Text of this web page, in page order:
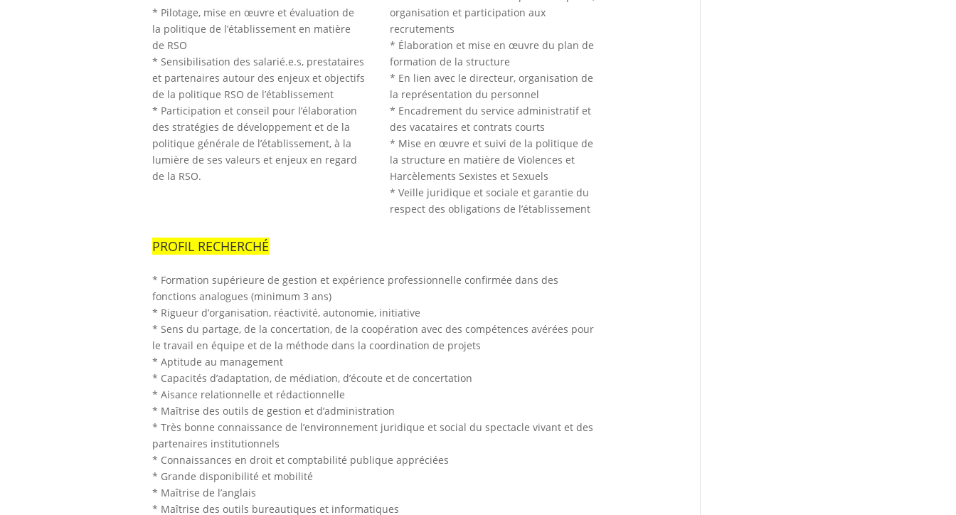
* Pilotage, mise en œuvre et évaluation de
la politique de l’établissement en matière
de RSO
* Sensibilisation des salarié.e.s, prestataires
et partenaires autour des enjeux et objectifs
de la politique RSO de l’établissement
* Participation et conseil pour l’élaboration
des stratégies de développement et de la
politique générale de l’établissement, à la
lumière de ses valeurs et enjeux en regard
de la RSO.
organisation et participation aux
recrutements
* Élaboration et mise en œuvre du plan de
formation de la structure
* En lien avec le directeur, organisation de
la représentation du personnel
* Encadrement du service administratif et
des vacataires et contrats courts
* Mise en œuvre et suivi de la politique de
la structure en matière de Violences et
Harcèlements Sexistes et Sexuels
* Veille juridique et sociale et garantie du
respect des obligations de l’établissement
PROFIL RECHERCHÉ
* Formation supérieure de gestion et expérience professionnelle confirmée dans des
fonctions analogues (minimum 3 ans)
* Rigueur d’organisation, réactivité, autonomie, initiative
* Sens du partage, de la concertation, de la coopération avec des compétences avérées pour
le travail en équipe et de la méthode dans la coordination de projets
* Aptitude au management
* Capacités d’adaptation, de médiation, d’écoute et de concertation
* Aisance relationnelle et rédactionnelle
* Maîtrise des outils de gestion et d’administration
* Très bonne connaissance de l’environnement juridique et social du spectacle vivant et des
partenaires institutionnels
* Connaissances en droit et comptabilité publique appréciées
* Grande disponibilité et mobilité
* Maîtrise de l’anglais
* Maîtrise des outils bureautiques et informatiques